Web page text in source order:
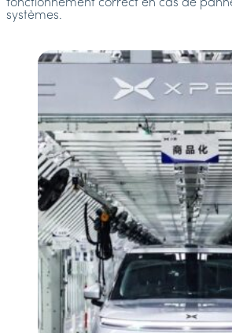
fonctionnement correct en cas de
systèmes.